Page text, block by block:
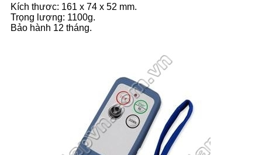
Kích thươc: 161 x 74 x 52 mm.
Trọng lượng: 1100g.
Bảo hành 12 tháng.